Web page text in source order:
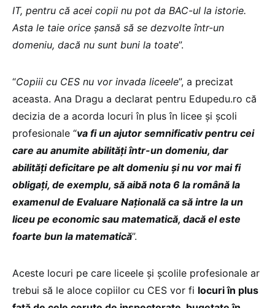
IT, pentru că acei copii nu pot da BAC-ul la istorie.
Asta le taie orice șansă să se dezvolte într-un
domeniu, dacă nu sunt buni la toate”.
“Copiii cu CES nu vor invada liceele”, a precizat
aceasta. Ana Dragu a declarat pentru Edupedu.ro că
decizia de a acorda locuri în plus în licee și școli
profesionale “va fi un ajutor semnificativ pentru cei
care au anumite abilități într-un domeniu, dar
abilități deficitare pe alt domeniu și nu vor mai fi
obligați, de exemplu, să aibă nota 6 la română la
examenul de Evaluare Națională ca să intre la un
liceu pe economic sau matematică, dacă el este
foarte bun la matematică”.
Aceste locuri pe care liceele și școlile profesionale ar
trebui să le aloce copiilor cu CES vor fi locuri în plus